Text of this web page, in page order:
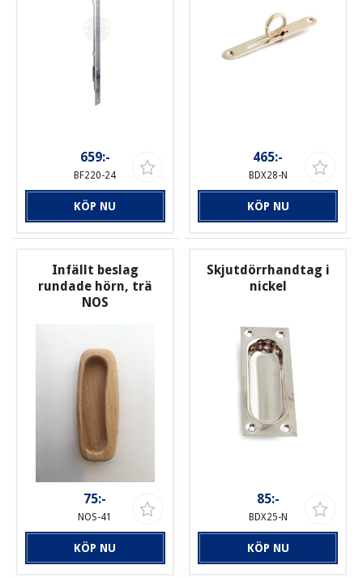
659:-
BF220-24
KÖP NU
465:-
BDX28-N
KÖP NU
Infällt beslag
rundade hörn, trä
NOS
75:-
NOS-41
KÖP NU
Skjutdörrhandtag i
nickel
85:-
BDX25-N
KÖP NU